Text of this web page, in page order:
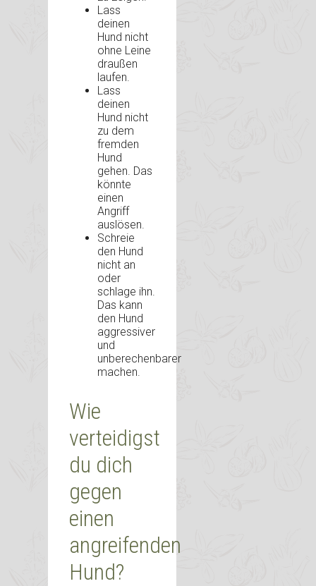
Lass
deinen
Hund nicht
ohne Leine
draußen
laufen.
Lass
deinen
Hund nicht
zu dem
fremden
Hund
gehen. Das
könnte
einen
Angriff
auslösen.
Schreie
den Hund
nicht an
oder
schlage ihn.
Das kann
den Hund
aggressiver
und
unberechenbarer
machen.
Wie
verteidigst
du dich
gegen
einen
angreifenden
Hund?